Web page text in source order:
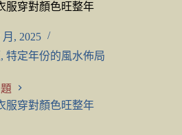
服穿對顏色旺整年
月, 2025
, 特定年份的風水佈局
服穿對顏色旺整年